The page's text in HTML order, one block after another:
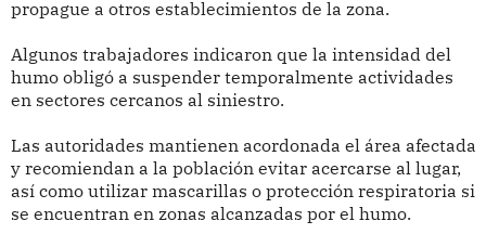
propague a otros establecimientos de la zona.
Algunos trabajadores indicaron que la intensidad del
humo obligó a suspender temporalmente actividades
en sectores cercanos al siniestro.
Las autoridades mantienen acordonada el área afectada
y recomiendan a la población evitar acercarse al lugar,
así como utilizar mascarillas o protección respiratoria si
se encuentran en zonas alcanzadas por el humo.